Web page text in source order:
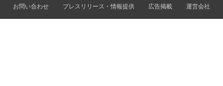
お問い合わせ
プレスリリース・情報提供 広告掲載 運営会社